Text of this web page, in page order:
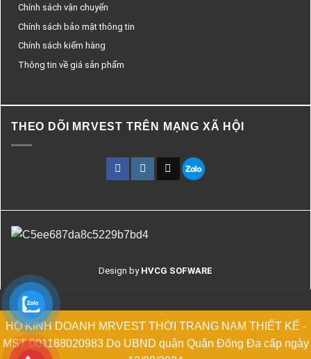
Chính sách vận chuyển
Chính sách bảo mật thông tin
Chính sách kiểm hàng
Thông tin về giá sản phẩm
THEO DÕI MRVEST TRÊN MẠNG XÃ HỘI
Design by HVCG SOFWARE
HỘ KINH DOANH MRVEST THỜI TRANG NAM THIẾT KẾ -
MST 001188020983 Do UBND quận Quận Đống Đa cấp ngày